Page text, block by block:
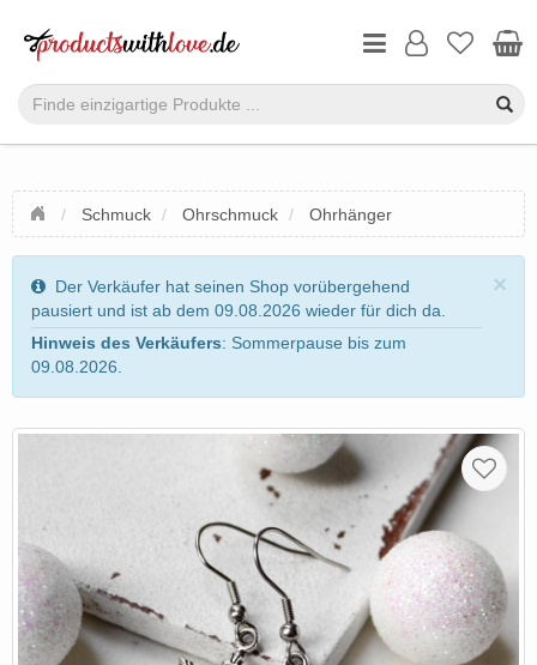
Schmuck Ohrschmuck Ohrhänger
×
Der Verkäufer hat seinen Shop vorübergehend
pausiert und ist ab dem 09.08.2026 wieder für dich da.
Hinweis des Verkäufers: Sommerpause bis zum
09.08.2026.